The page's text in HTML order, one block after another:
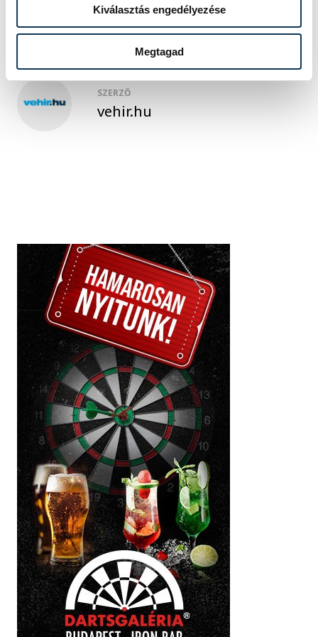
Kiválasztás engedélyezése
Megtagad
SZERZŐ
vehir.hu